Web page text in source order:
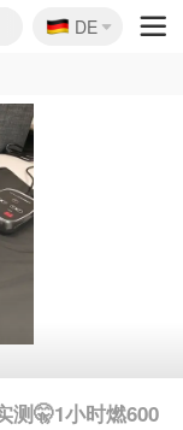
🇩🇪
DE
测🤫1小时燃600